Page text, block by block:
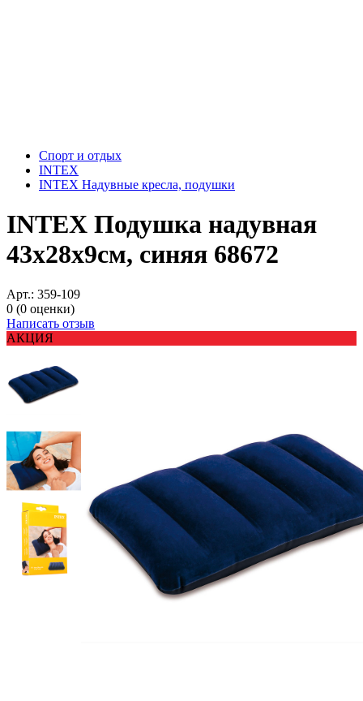
Спорт и отдых
INTEX
INTEX Надувные кресла, подушки
INTEX Подушка надувная
43x28x9см, синяя 68672
Арт.: 359-109
0 (0 оценки)
Написать отзыв
АКЦИЯ